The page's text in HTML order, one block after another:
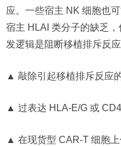
应。一些宿主 NK 细胞也
宿主 HLAI 类分子的缺乏
发逻辑是阻断移植排斥反
▲ 敲除引起移植排斥反应
▲ 过表达 HLA-E/G 或
▲ 在现货型 CAR-T 细胞